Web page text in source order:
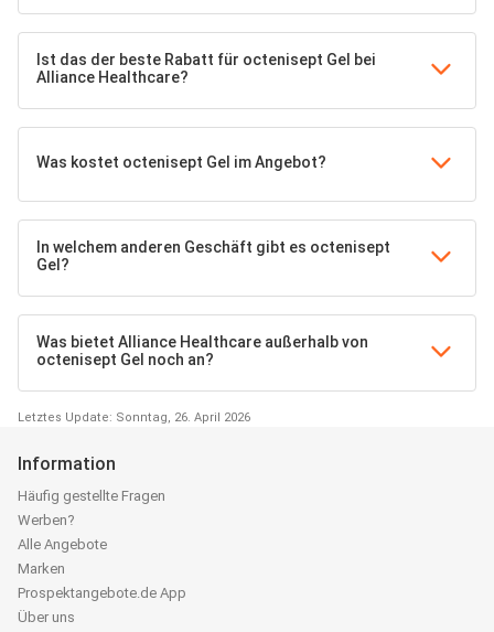
Ist das der beste Rabatt für octenisept Gel bei
Alliance Healthcare?
Was kostet octenisept Gel im Angebot?
In welchem anderen Geschäft gibt es octenisept
Gel?
Was bietet Alliance Healthcare außerhalb von
octenisept Gel noch an?
Letztes Update: Sonntag, 26. April 2026
Information
Häufig gestellte Fragen
Werben?
Alle Angebote
Marken
Prospektangebote.de App
Über uns